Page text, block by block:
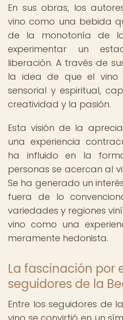
En sus obras, los
vino como una bebida
de la monotonía de
experimentar un
liberación. A través de
la idea de que el vino
sensorial y espiritual,
creatividad y la pasión.
Esta visión de la
una experiencia
ha influido en la
personas se acercan al
Se ha generado un
fuera de lo
variedades y regiones
vino como una
meramente hedonista.
La fascinación por
seguidores de la
Entre los seguidores de